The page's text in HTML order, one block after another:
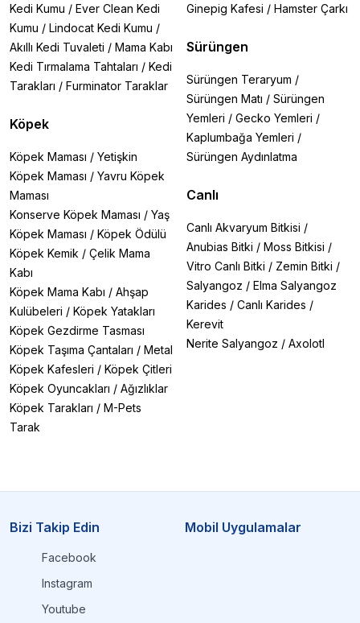
Kedi Kumu / Ever Clean Kedi
Kumu / Lindocat Kedi Kumu /
Akıllı Kedi Tuvaleti / Mama Kabı
Kedi Tırmalama Tahtaları / Kedi
Tarakları / Furminator Taraklar
Köpek
Köpek Maması / Yetişkin
Köpek Maması / Yavru Köpek
Maması
Konserve Köpek Maması / Yaş
Köpek Maması / Köpek Ödülü
Köpek Kemik / Çelik Mama
Kabı
Köpek Mama Kabı / Ahşap
Kulübeleri / Köpek Yatakları
Köpek Gezdirme Tasması
Köpek Taşıma Çantaları / Metal
Köpek Kafesleri / Köpek Çitleri
Köpek Oyuncakları / Ağızlıklar
Köpek Tarakları / M-Pets
Tarak
Ginepig Kafesi / Hamster Çarkı
Sürüngen
Sürüngen Teraryum /
Sürüngen Matı / Sürüngen
Yemleri / Gecko Yemleri /
Kaplumbağa Yemleri /
Sürüngen Aydınlatma
Canlı
Canlı Akvaryum Bitkisi /
Anubias Bitki / Moss Bitkisi /
Vitro Canlı Bitki / Zemin Bitki /
Salyangoz / Elma Salyangoz
Karides / Canlı Karides /
Kerevit
Nerite Salyangoz / Axolotl
Bizi Takip Edin
Facebook
Instagram
Youtube
Mobil Uygulamalar